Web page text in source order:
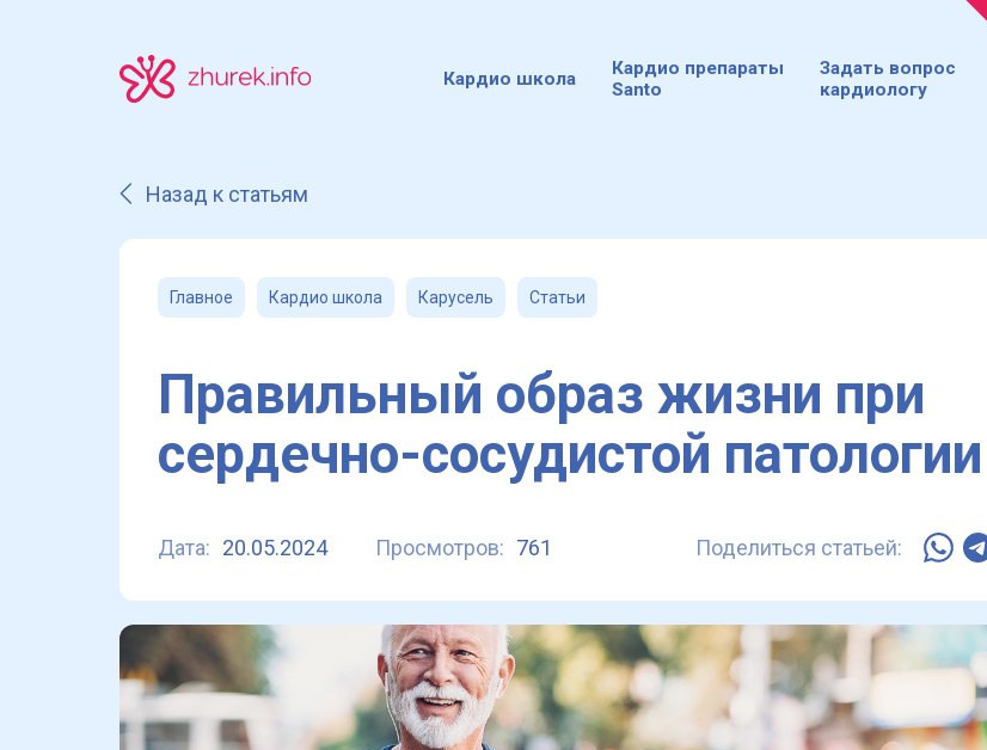
Кардио школа
Кардио препараты
Santo
Задать вопрос
кардиологу
Назад к статьям
Главное Кардио школа Карусель Статьи
Правильный образ жизни при
сердечно-сосудистой патологии
Дата: 20.05.2024 Просмотров: 761 Поделиться статьей: